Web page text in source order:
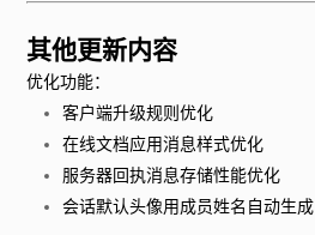
其他更新内容
优化功能：
客户端升级规则优化
在线文档应用消息样式优化
服务器回执消息存储性能优化
会话默认头像用成员姓名自动生成